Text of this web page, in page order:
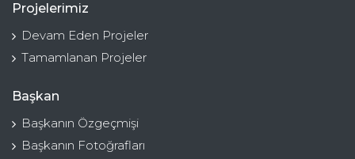
Projelerimiz
Devam Eden Projeler
Tamamlanan Projeler
Başkan
Başkanın Özgeçmişi
Başkanın Fotoğrafları